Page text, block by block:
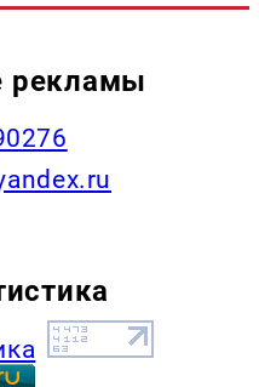
рекламы